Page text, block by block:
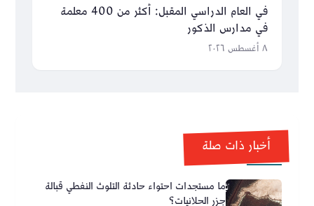
في العام الدراسي المقبل: أكثر من 400 معلمة
في مدارس الذكور
٨ أغسطس ٢٠٢٦
أخبار ذات صلة
ما مستجدات احتواء حادثة التلوث النفطي قبالة
جزر الحلانيات؟